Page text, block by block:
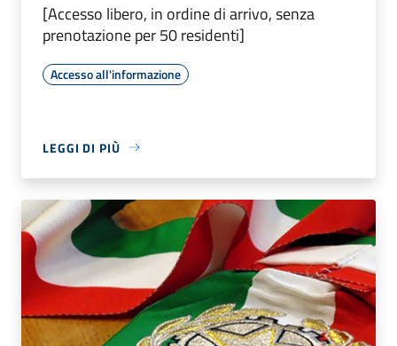
[Accesso libero, in ordine di arrivo, senza
prenotazione per 50 residenti]
Accesso all'informazione
LEGGI DI PIÙ